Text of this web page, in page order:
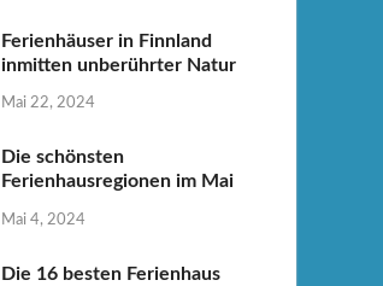
Ferienhäuser in Finnland
inmitten unberührter Natur
Mai 22, 2024
Die schönsten
Ferienhausregionen im Mai
Mai 4, 2024
Die 16 besten Ferienhaus